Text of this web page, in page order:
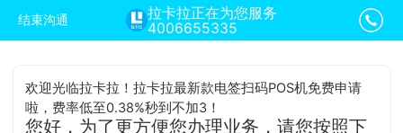
结束沟通
拉卡拉正在为您服务
4006655335
欢迎光临拉卡拉！拉卡拉最新款电签扫码POS机免费申请
啦，费率低至0.38%秒到不加3！
您好，为了更方便您办理业务，请您按照下